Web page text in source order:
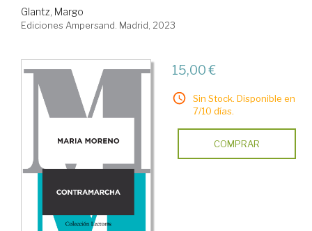
Glantz, Margo
Ediciones Ampersand. Madrid, 2023
15,00 €
Sin Stock. Disponible en
7/10 días.
COMPRAR